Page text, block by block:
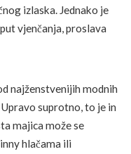
izlaska. Jednako je
vjenčanja, proslava
najženstvenijih modnih
suprotno, to je in
majica može se
hlačama ili